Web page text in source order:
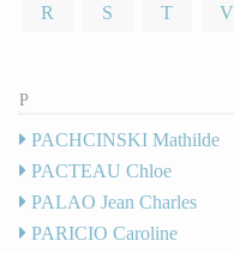
R S T V
P
PACHCINSKI Mathilde
PACTEAU Chloe
PALAO Jean Charles
PARICIO Caroline